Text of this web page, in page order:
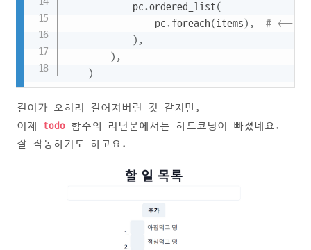
            pc
.ordered_list(
                pc
. foreach(items) ,
# <--
) ,
) ,
)
길이가 오히려 길어져버린 것 같지만,
이제 todo 함수의 리턴문에서는 하드코딩이 빠졌네요.
잘 작동하기도 하고요.